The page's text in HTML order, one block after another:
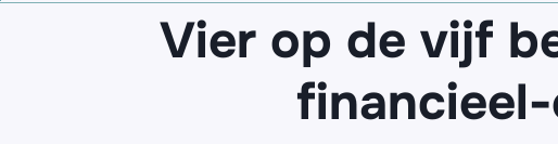
Vier op de vijf